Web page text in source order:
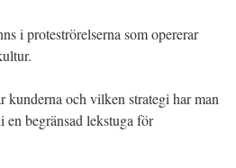
i proteströrelserna som opererar
och vilken strategi har man
begränsad lekstuga för